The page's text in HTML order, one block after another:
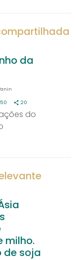
da
20
do
milho.
de soja